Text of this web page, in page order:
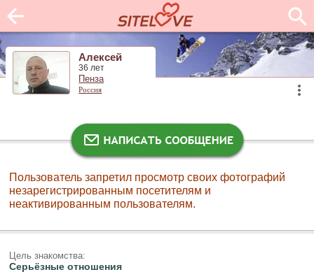
Алексей
36 лет
Пенза
Россия
Пользователь запретил просмотр своих фотографий
незарегистрированным посетителям и
неактивированным пользователям.
Цель знакомства:
Серьёзные отношения